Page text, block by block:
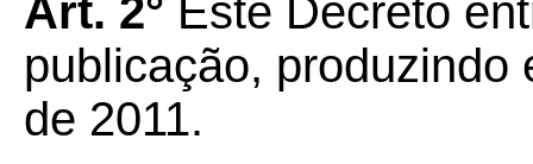
Art. 2° Este Decreto
publicação, produzindo
de 2011.